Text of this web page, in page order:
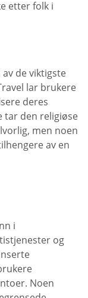
etter folk i
de viktigste
lar brukere
deres
tar den religiøse
men noen
av en
i
og
Noen